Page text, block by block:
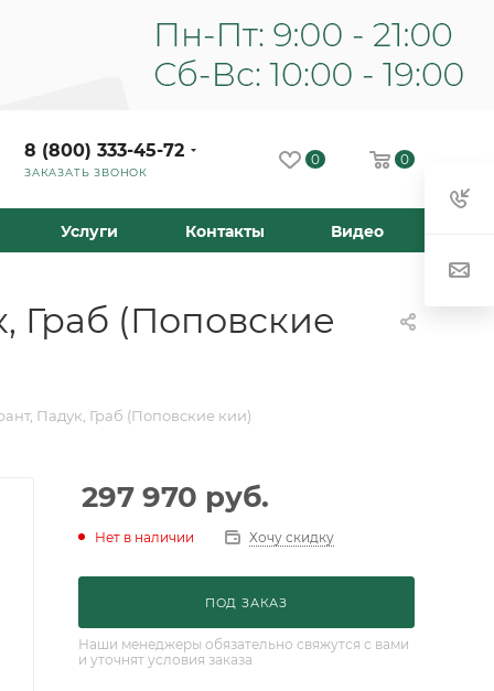
8 (800) 333-45-72
ЗАКАЗАТЬ ЗВОНОК
0 0
Услуги Контакты Видео
Граб (Поповские
Падук, Граб (Поповские кии)
297 970 руб.
Нет в наличии Хочу скидку
ПОД ЗАКАЗ
Наши менеджеры обязательно свяжутся с вами
и уточнят условия заказа